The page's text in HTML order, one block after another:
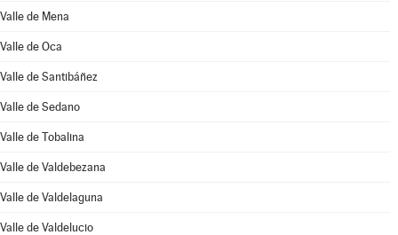
Valle de Mena
Valle de Oca
Valle de Santibáñez
Valle de Sedano
Valle de Tobalina
Valle de Valdebezana
Valle de Valdelaguna
Valle de Valdelucio